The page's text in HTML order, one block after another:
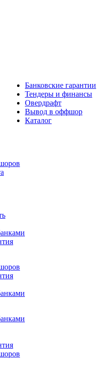
Банковские гарантии
Тендеры и финансы
Овердрафт
Вывод в оффшор
Каталог